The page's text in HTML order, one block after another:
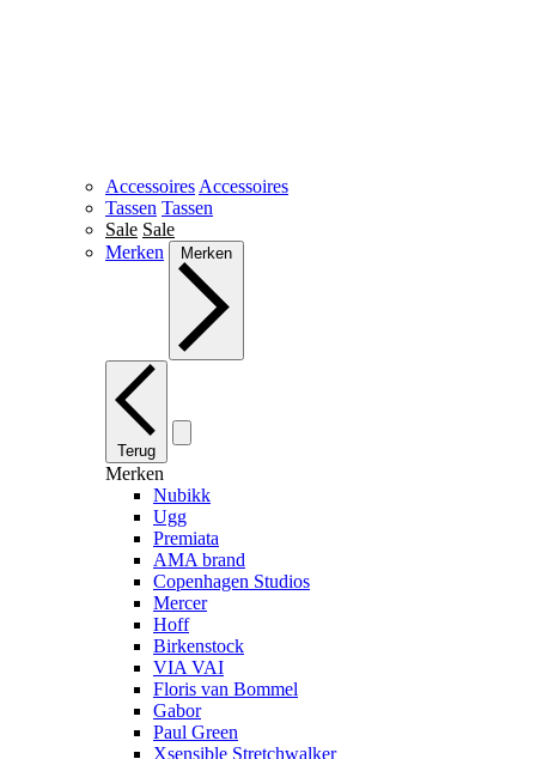
Accessoires Accessoires
Tassen Tassen
Sale Sale
Merken
Merken
Terug
Merken
Nubikk
Ugg
Premiata
AMA brand
Copenhagen Studios
Mercer
Hoff
Birkenstock
VIA VAI
Floris van Bommel
Gabor
Paul Green
Xsensible Stretchwalker